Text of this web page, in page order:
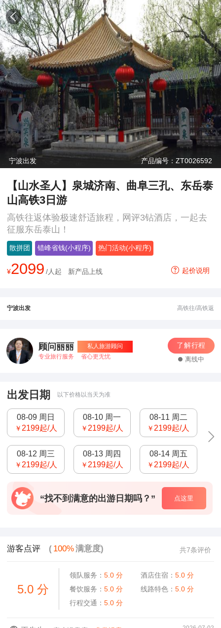
宁波出发 产品编号：ZT0026592
【山水圣人】泉城济南、曲阜三孔、东岳泰
山高铁3日游
高铁往返体验极速舒适旅程，网评3钻酒店，一起去
征服东岳泰山！
散拼团 错峰省钱(小程序) 热门活动(小程序)
¥2099 /人起 新产品上线 起价说明
宁波出发 高铁往/高铁返
顾问丽丽
私人旅游顾问
专业旅行服务
省心更无忧
了解行程
离线中
出发日期 以下价格以当天为准
08-09 周日
￥ 2199起/人
08-10 周一
￥ 2199起/人
08-11 周二
￥ 2199起/人
08-12 周三
￥ 2199起/人
08-13 周四
￥ 2199起/人
08-14 周五
￥ 2199起/人
“找不到满意的出游日期吗？” 点这里
游客点评 ( 100%满意度) 共7条评价
5.0分
领队服务：5.0 分 酒店住宿：5.0 分
餐饮服务：5.0 分 线路特色：5.0 分
行程交通：5.0 分